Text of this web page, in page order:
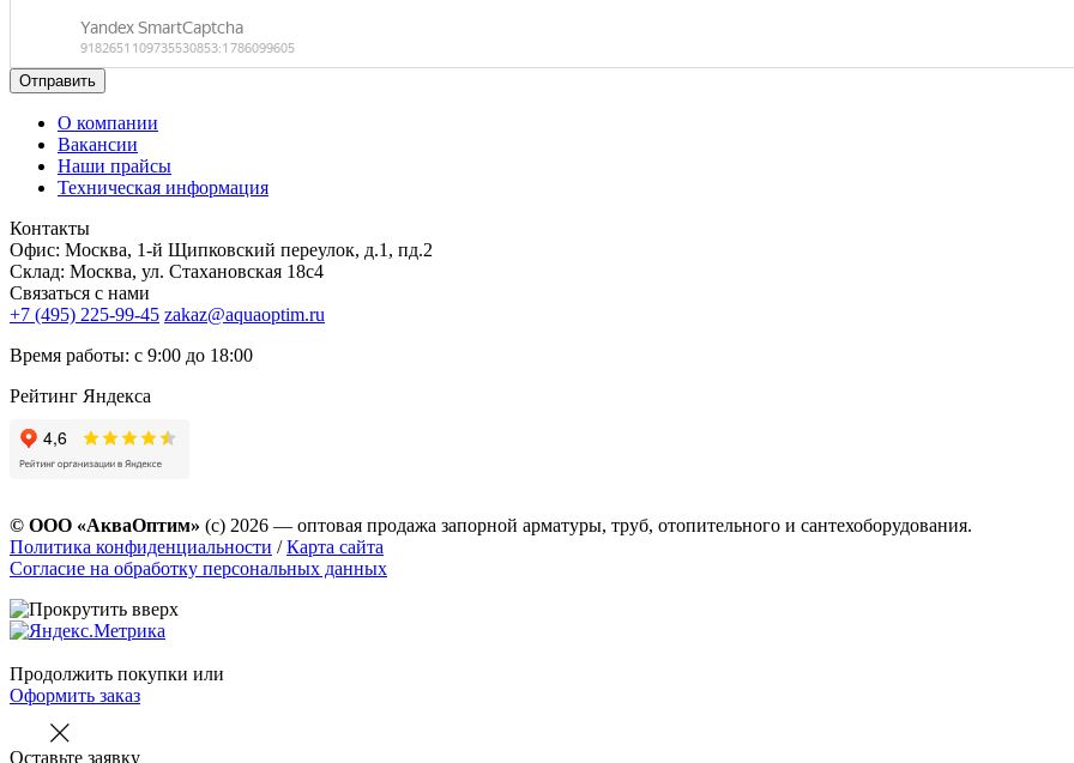
Отправить
О компании
Вакансии
Наши прайсы
Техническая информация
Контакты
Офис: Москва, 1-й Щипковский переулок, д.1, пд.2
Склад: Москва, ул. Стахановская 18с4
Связаться с нами
+7 (495) 225-99-45 zakaz@aquaoptim.ru
Время работы: с 9:00 до 18:00
Рейтинг Яндекса
© ООО «АкваОптим» (с) 2026 — оптовая продажа запорной арматуры, труб, отопительного и сантехоборудования.
Политика конфиденциальности /Карта сайта
Согласие на обработку персональных данных
Продолжить покупки или
Оформить заказ
Оставьте заявку